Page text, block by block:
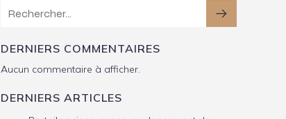
DERNIERS COMMENTAIRES
Aucun commentaire à afficher.
DERNIERS ARTICLES